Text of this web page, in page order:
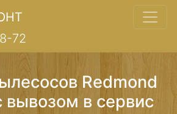
72
Redmond
вывозом в сервис